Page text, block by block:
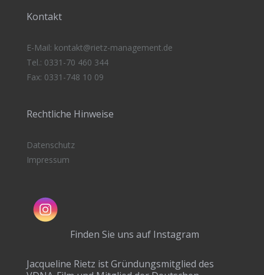
Kontakt
E-Mail: kontakt@rietz-management.de
Tel.: 0331-70 460 344
Fax: 0331-748 10 09
Rechtliche Hinweise
Datenschutz
Impressum
Finden Sie uns auf Instagram
Jacqueline Rietz ist Gründungsmitglied des